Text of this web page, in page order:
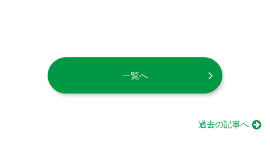
一覧へ
過去の記事へ